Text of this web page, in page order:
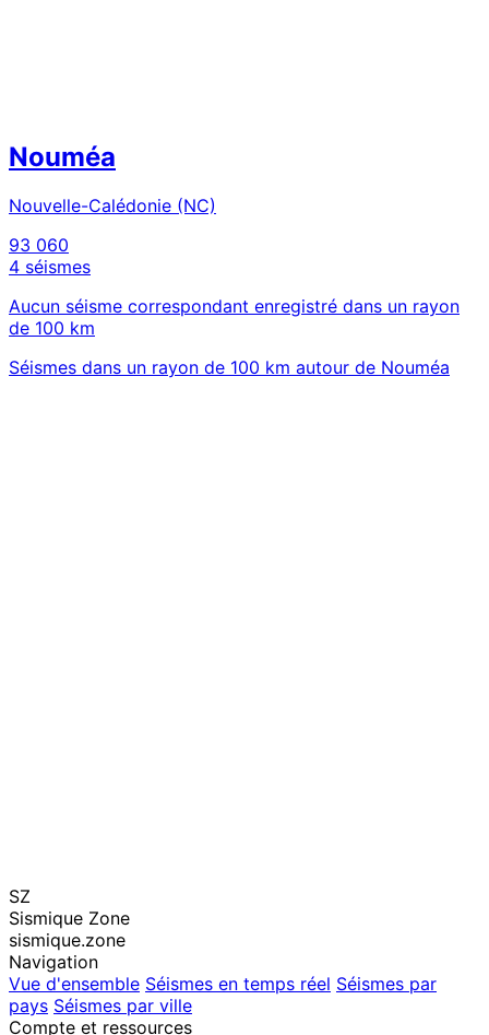
Nouméa
Nouvelle-Calédonie (NC)
93 060
4 séismes
Aucun séisme correspondant enregistré dans un rayon
de 100 km
Séismes dans un rayon de 100 km autour de Nouméa
SZ
Sismique Zone
sismique.zone
Navigation
Vue d'ensemble Séismes en temps réel Séismes par
pays Séismes par ville
Compte et ressources